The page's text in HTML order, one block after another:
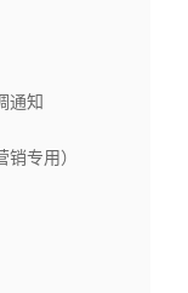
通知
销专用）